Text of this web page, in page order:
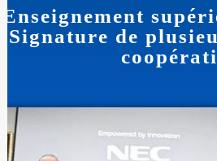
Enseignement
Signature de